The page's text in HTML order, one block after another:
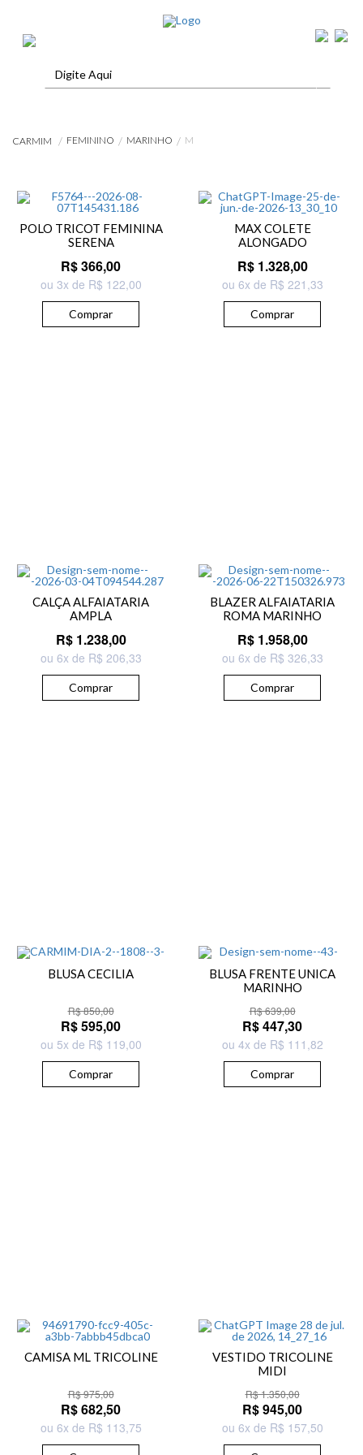
CARMIM FEMININO MARINHO M
POLO TRICOT FEMININA
SERENA
R$ 366,00
ou 3x de R$ 122,00
Comprar
MAX COLETE
ALONGADO
R$ 1.328,00
ou 6x de R$ 221,33
Comprar
CALÇA ALFAIATARIA
AMPLA
R$ 1.238,00
ou 6x de R$ 206,33
Comprar
BLAZER ALFAIATARIA
ROMA MARINHO
R$ 1.958,00
ou 6x de R$ 326,33
Comprar
BLUSA CECILIA
R$ 850,00
R$ 595,00
ou 5x de R$ 119,00
Comprar
BLUSA FRENTE UNICA
MARINHO
R$ 639,00
R$ 447,30
ou 4x de R$ 111,82
Comprar
CAMISA ML TRICOLINE
R$ 975,00
R$ 682,50
ou 6x de R$ 113,75
VESTIDO TRICOLINE
MIDI
R$ 1.350,00
R$ 945,00
ou 6x de R$ 157,50